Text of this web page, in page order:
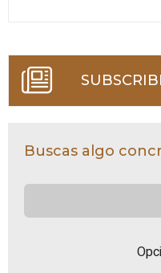
Buscas algo